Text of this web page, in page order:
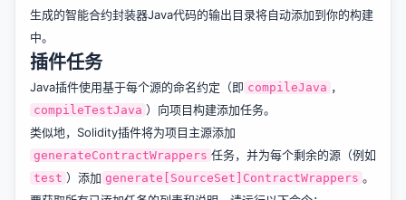
生成的智能合约封装器Java代码的输出目录将自动添加到你的构建
中。
插件任务
Java插件使用基于每个源的命名约定（即 compileJava ，
compileTestJava ）向项目构建添加任务。
类似地，Solidity插件将为项目主源添加
generateContractWrappers 任务，并为每个剩余的源（例如
test ）添加 generate[SourceSet]ContractWrappers 。